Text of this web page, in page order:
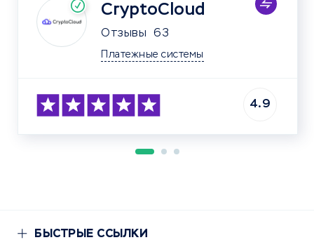
CryptoCloud
Отзывы 63
Платежные системы
4.9
БЫСТРЫЕ ССЫЛКИ